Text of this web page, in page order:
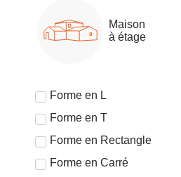
Maison
à étage
Forme en L
Forme en T
Forme en Rectangle
Forme en Carré